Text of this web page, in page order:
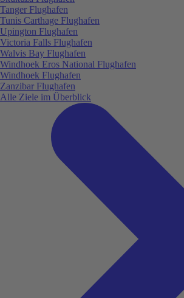
Tanger Flughafen
Tunis Carthage Flughafen
Upington Flughafen
Victoria Falls Flughafen
Walvis Bay Flughafen
Windhoek Eros National Flughafen
Windhoek Flughafen
Zanzibar Flughafen
Alle Ziele im Überblick